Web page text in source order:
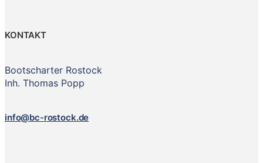
KONTAKT
Bootscharter Rostock
Inh. Thomas Popp
info@bc-rostock.de